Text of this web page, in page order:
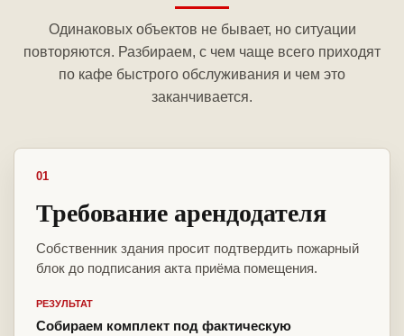
Одинаковых объектов не бывает, но ситуации
повторяются. Разбираем, с чем чаще всего приходят
по кафе быстрого обслуживания и чем это
заканчивается.
01
Требование арендодателя
Собственник здания просит подтвердить пожарный
блок до подписания акта приёма помещения.
РЕЗУЛЬТАТ
Собираем комплект под фактическую